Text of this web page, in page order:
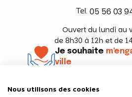
Tel. 05 56 03
Ouvert du lundi au
de 8h30 à 12h et de
Je souhaite
ville
Nous utilisons des cookies